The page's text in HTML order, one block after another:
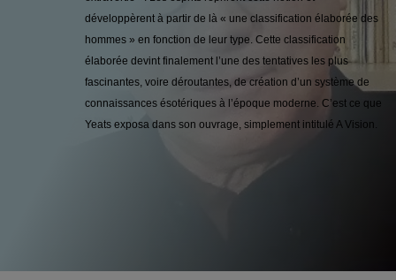
développèrent à partir de là « une classification élaborée des
hommes » en fonction de leur type. Cette classification
élaborée devint finalement l’une des tentatives les plus
fascinantes, voire déroutantes, de création d’un système de
connaissances ésotériques à l’époque moderne. C’est ce que
Yeats exposa dans son ouvrage, simplement intitulé A Vision.